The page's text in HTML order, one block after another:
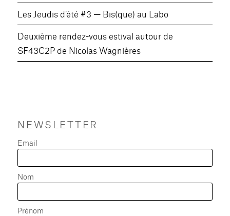
Les Jeudis d’été #3 — Bis(que) au Labo
Deuxième rendez-vous estival autour de
SF43C2P de Nicolas Wagnières
NEWSLETTER
Email
Nom
Prénom